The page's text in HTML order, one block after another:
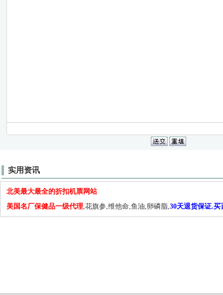
实用资讯
北美最大最全的折扣机票网站
美国名厂保健品一级代理,花旗参,维他命,鱼油,卵磷脂,30天退货保证.买